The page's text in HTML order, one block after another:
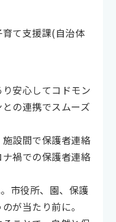
て支援課(自治体
安心してコドモン
の連携でスムーズ
設間で保護者連絡
禍での保護者連絡
市役所、園、保護
が当たり前に。